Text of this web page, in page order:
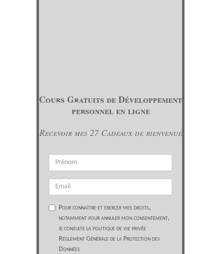
Cours Gratuits de Développement
personnel en ligne
Recevoir mes 27 Cadeaux de bienvenue
Pour connaître et exercer mes droits,
notamment pour annuler mon consentement,
je consulte la politique de vie privée
Réglement Générale de la Protection des
Données